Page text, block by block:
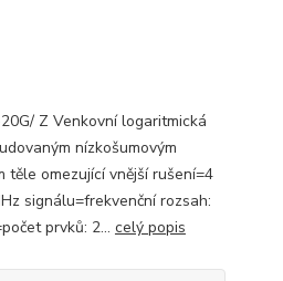
Z Venkovní logaritmická
nízkošumovým
těle omezující vnější rušení=4
signálu=frekvenční rozsah:
prvků: 2... celý popis